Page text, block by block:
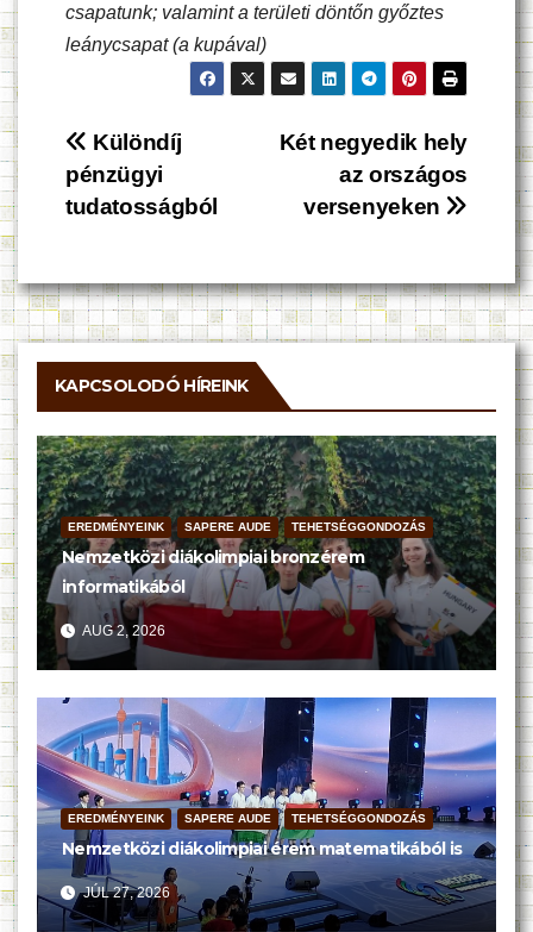
csapatunk; valamint a területi döntőn győztes
leánycsapat (a kupával)
Bejegyzés
navigáció
Két negyedik hely
az országos
versenyeken
Különdíj
pénzügyi
tudatosságból
KAPCSOLODÓ HÍREINK
EREDMÉNYEINK SAPERE AUDE TEHETSÉGGONDOZÁS
Nemzetközi diákolimpiai bronzérem
informatikából
AUG 2, 2026
EREDMÉNYEINK SAPERE AUDE TEHETSÉGGONDOZÁS
Nemzetközi diákolimpiai érem matematikából is
JÚL 27, 2026